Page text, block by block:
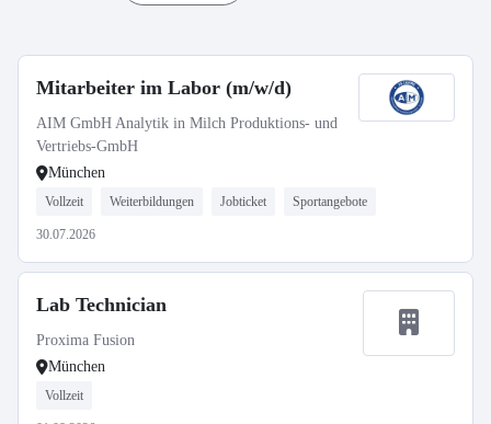
Mitarbeiter im Labor (m/w/d)
AIM GmbH Analytik in Milch Produktions- und
Vertriebs-GmbH
München
Vollzeit Weiterbildungen Jobticket Sportangebote
30.07.2026
Lab Technician
Proxima Fusion
München
Vollzeit